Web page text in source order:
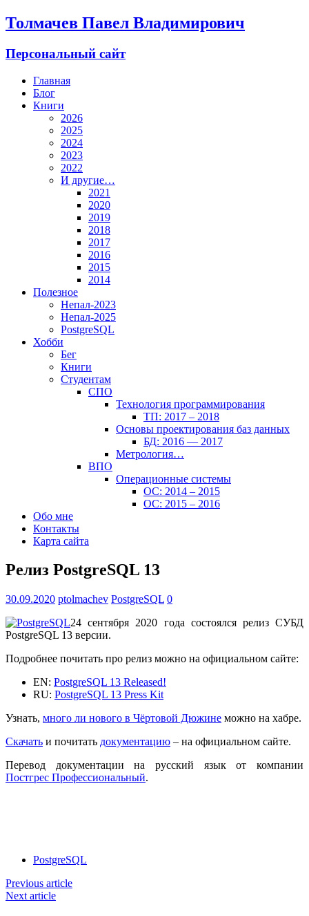
Толмачев Павел Владимирович
Персональный сайт
Главная
Блог
Книги
2026
2025
2024
2023
2022
И другие…
2021
2020
2019
2018
2017
2016
2015
2014
Полезное
Непал-2023
Непал-2025
PostgreSQL
Хобби
Бег
Книги
Студентам
СПО
Технология программирования
ТП: 2017 – 2018
Основы проектирования баз данных
БД: 2016 — 2017
Метрология…
ВПО
Операционные системы
ОС: 2014 – 2015
ОС: 2015 – 2016
Обо мне
Контакты
Карта сайта
Релиз PostgreSQL 13
30.09.2020 ptolmachev PostgreSQL 0
24 сентября 2020 года состоялся релиз СУБД
PostgreSQL 13 версии.
Подробнее почитать про релиз можно на официальном сайте:
EN: PostgreSQL 13 Released!
RU: PostgreSQL 13 Press Kit
Узнать, много ли нового в Чёртовой Дюжине можно на хабре.
Скачать и почитать документацию – на официальном сайте.
Перевод документации на русский язык от компании
Постгрес Профессиональный.
PostgreSQL
Previous article
Next article